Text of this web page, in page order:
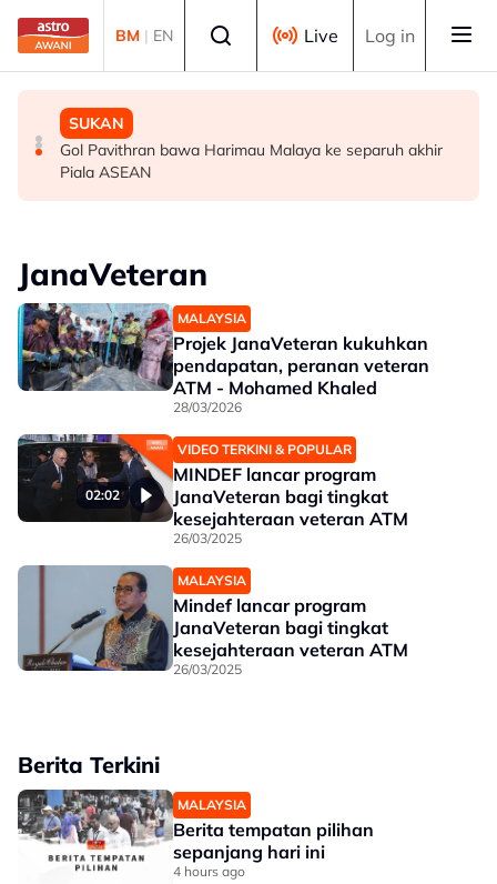
Skip to main content
BM | EN Live Log in
MALAYSIA
Berita tempatan pilihan sepanjang hari ini
MALAYSIA
Bapa lemas cuba selamatkan anak jatuh kolam ikan
SUKAN
Gol Pavithran bawa Harimau Malaya ke separuh akhir
Piala ASEAN
JanaVeteran
MALAYSIA
Projek JanaVeteran kukuhkan
pendapatan, peranan veteran
ATM - Mohamed Khaled
28/03/2026
02:02
VIDEO TERKINI & POPULAR
MINDEF lancar program
JanaVeteran bagi tingkat
kesejahteraan veteran ATM
26/03/2025
MALAYSIA
Mindef lancar program
JanaVeteran bagi tingkat
kesejahteraan veteran ATM
26/03/2025
Berita Terkini
MALAYSIA
Berita tempatan pilihan
sepanjang hari ini
4 hours ago